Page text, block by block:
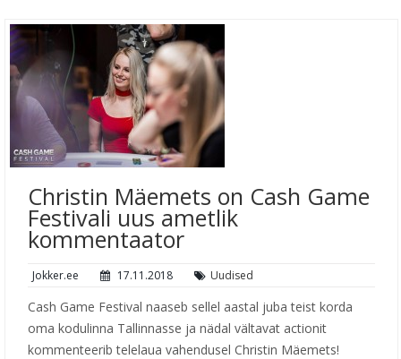
Christin Mäemets on Cash Game
Festivali uus ametlik
kommentaator
Jokker.ee 17.11.2018 Uudised
Cash Game Festival naaseb sellel aastal juba teist korda
oma kodulinna Tallinnasse ja nädal vältavat actionit
kommenteerib telelaua vahendusel Christin Mäemets!